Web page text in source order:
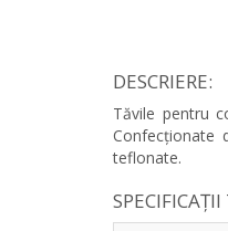
DESCRIERE:
Tăvile pentru
Confecționate
teflonate.